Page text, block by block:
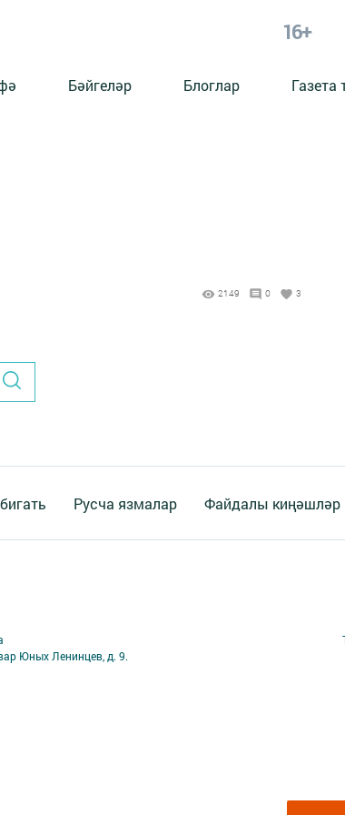
16+
Бәйгеләр Блоглар Газета
2149 0 3
Русча язмалар Файдалы киңәшләр
Юных Ленинцев, д. 9.